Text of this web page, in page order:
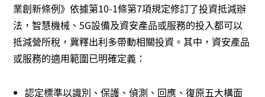
業創新條例》依據第10-1條第7項規定修訂了投資抵減辦
法，智慧機械、5G設備及資安產品或服務的投入都可以
抵減營所稅，冀釋出利多帶動相關投資。其中，資安產品
或服務的適用範圍已明確定義：
認定標準以識別、保護、偵測、回應、復原五大構面